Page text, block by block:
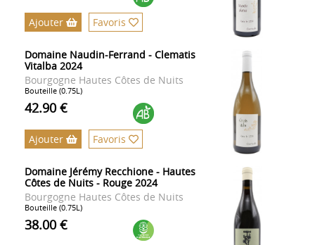
Ajouter Favoris
Domaine Naudin-Ferrand - Clematis
Vitalba 2024
Bourgogne Hautes Côtes de Nuits
Bouteille (0.75L)
42.90 €
Ajouter Favoris
Domaine Jérémy Recchione - Hautes
Côtes de Nuits - Rouge 2024
Bourgogne Hautes Côtes de Nuits
Bouteille (0.75L)
38.00 €